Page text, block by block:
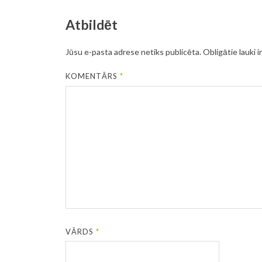
Atbildēt
Jūsu e-pasta adrese netiks publicēta.Obligātie lauki
KOMENTĀRS*
VĀRDS*